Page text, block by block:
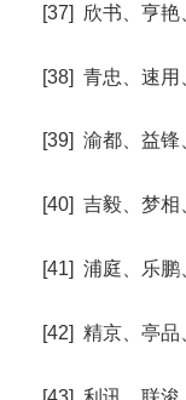
[37] 欣书、亨艳
[38] 青忠、速用
[39] 渝都、益
[40] 吉毅、梦相
[41] 浦庭、乐鹏
[42] 精京、亭品